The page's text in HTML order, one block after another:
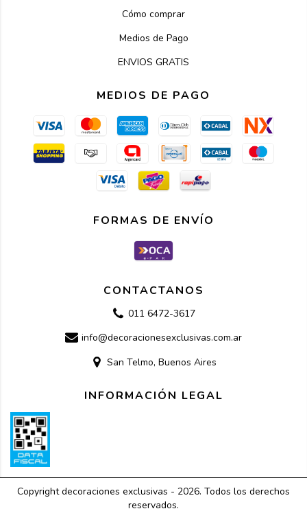
Cómo comprar
Medios de Pago
ENVIOS GRATIS
MEDIOS DE PAGO
FORMAS DE ENVÍO
CONTACTANOS
011 6472-3617
info@decoracionesexclusivas.com.ar
San Telmo, Buenos Aires
INFORMACIÓN LEGAL
Copyright decoraciones exclusivas - 2026. Todos los derechos
reservados.